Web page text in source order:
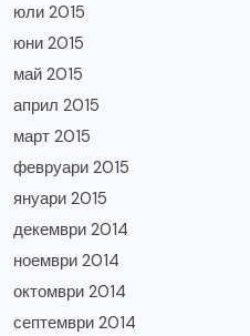
юли 2015
юни 2015
май 2015
април 2015
март 2015
февруари 2015
януари 2015
декември 2014
ноември 2014
октомври 2014
септември 2014